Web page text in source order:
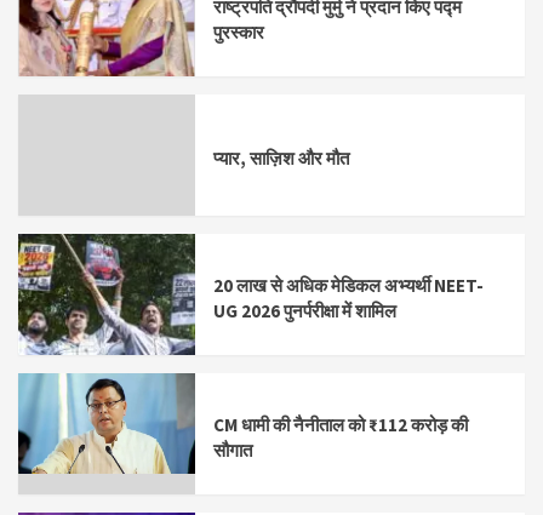
राष्ट्रपति द्रौपदी मुर्मु ने प्रदान किए पद्म
पुरस्कार
प्यार, साज़िश और मौत
20 लाख से अधिक मेडिकल अभ्यर्थी NEET-
UG 2026 पुनर्परीक्षा में शामिल
CM धामी की नैनीताल को ₹112 करोड़ की
सौगात